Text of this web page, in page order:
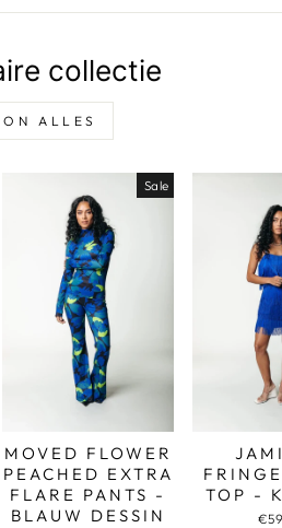
collectie
ALLES
Sale
MOVED FLOWER
PEACHED EXTRA
FLARE PANTS -
BLAUW DESSIN
TOP -